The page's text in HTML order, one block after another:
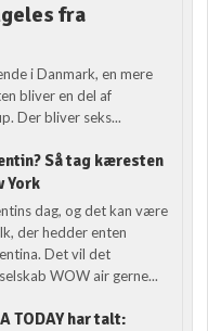
fra
i Danmark, en mere
bliver en del af
Der bliver seks...
Så tag kæresten
York
dag, og det kan være
der hedder enten
Det vil det
WOW air gerne...
TODAY har talt: